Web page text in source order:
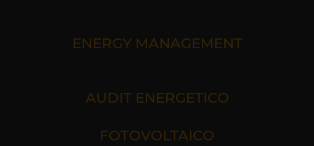
ENERGY MANAGEMENT
AUDIT ENERGETICO
FOTOVOLTAICO